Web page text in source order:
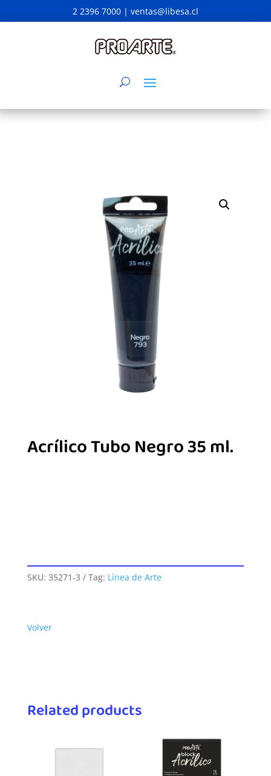
2 2396 7000 | ventas@libesa.cl
Acrílico Tubo Negro 35 ml.
SKU: 35271-3 Tag: Línea de Arte
Volver
Related products